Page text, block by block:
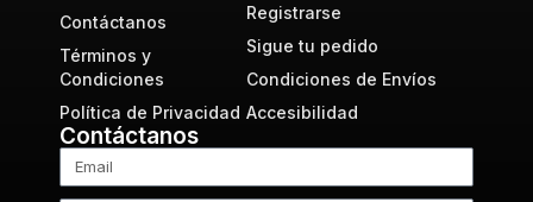
Contáctanos
Términos y
Condiciones
Política de Privacidad
Registrarse
Sigue tu pedido
Condiciones de Envíos
Accesibilidad
Contáctanos